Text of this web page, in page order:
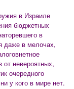
в Израиле
бюджетных
в
даже в мелочах,
невероятных,
очередного
у кого в мире нет.